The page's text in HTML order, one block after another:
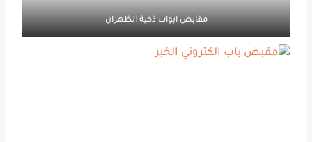
مقابض ابواب ذكية الظهران